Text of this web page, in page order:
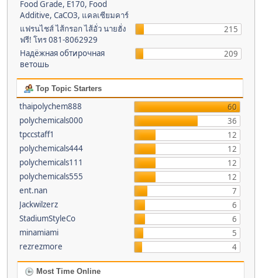
Food Grade, E170, Food
Additive, CaCO3, แคลเซียมคาร์
แฟรนไชส์ ไส้กรอก ไส้อั่ว นายฮั่ง
ฟรี! โทร 081-8062929
215
Надёжная обтирочная
ветошь
209
Top Topic Starters
thaipolychem888
60
polychemicals000
36
tpccstaff1
12
polychemicals444
12
polychemicals111
12
polychemicals555
12
ent.nan
7
Jackwilzerz
6
StadiumStyleCo
6
minamiami
5
rezrezmore
4
Most Time Online